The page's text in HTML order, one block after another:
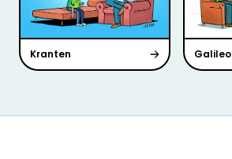
Kranten Galileo